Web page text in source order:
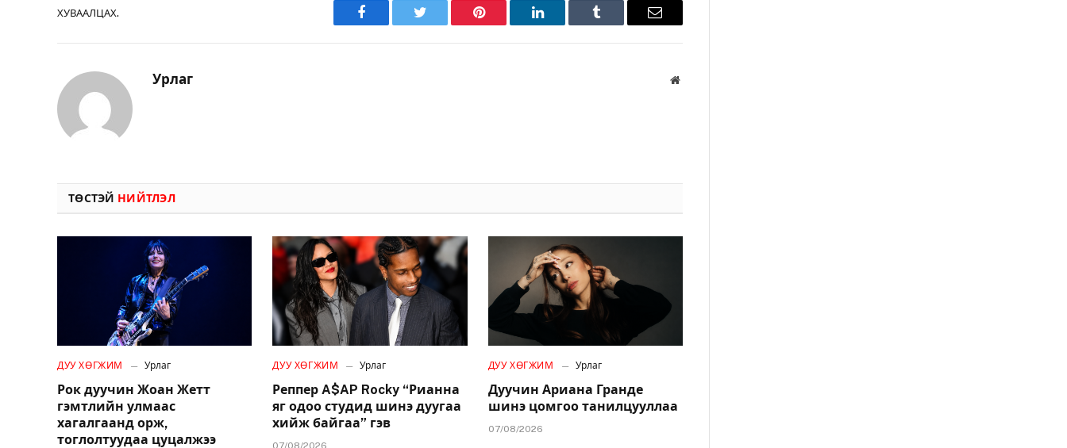
ХУВААЛЦАХ.
Facebook Twitter Pinterest LinkedIn Tumblr Имэйл
Урлаг Вэбсайт
ТӨСТЭЙ НИЙТЛЭЛ
ДУУ ХӨГЖИМ Урлаг
Рок дуучин Жоан Жетт
гэмтлийн улмаас
хагалгаанд орж,
тоглолтуудаа цуцалжээ
ДУУ ХӨГЖИМ Урлаг
Реппер A$AP Rocky “Рианна
яг одоо студид шинэ дуугаа
хийж байгаа” гэв
07/08/2026
ДУУ ХӨГЖИМ Урлаг
Дуучин Ариана Гранде
шинэ цомгоо танилцууллаа
07/08/2026